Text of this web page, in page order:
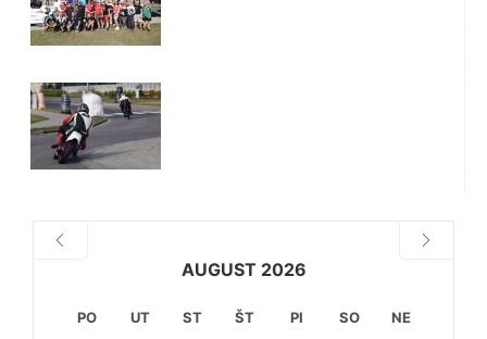
AUGUST 2026
PO UT ST ŠT PI SO NE